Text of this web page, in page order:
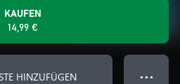
KAUFEN
14,99 €
HINZUFÜGEN ● ● ●